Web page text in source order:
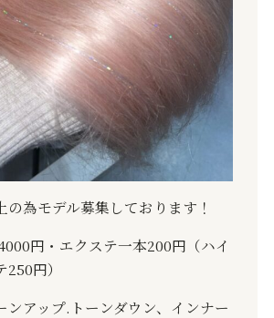
の為モデル募集しております！
円・エクステ一本200円（ハイ
250円）
ンアップ. トーンダウン、インナー